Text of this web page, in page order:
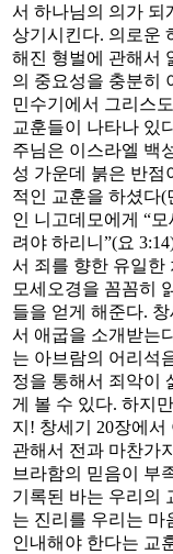
서 하나님의 의가 되
상기시킨다. 의로운
해진 형벌에 관해서
의 중요성을 충분히
민수기에서 그리스
교훈들이 나타나 있
주님은 이스라엘 백
성 가운데 붉은 반점
적인 교훈을 하셨다(
인 니고데모에게 “
려야 하리니”(요
서 죄를 향한 유일한
모세오경을 꼼꼼히
들을 얻게 해준다.
서 애굽을 소개받는
는 아브람의 어리석
정을 통해서 죄악이
게 볼 수 있다. 하지
지! 창세기 20장에서
관해서 전과 마찬가
브라함의 믿음이 부
기록된 바는 우리의
는 진리를 우리는 마
인내해야 한다는 교